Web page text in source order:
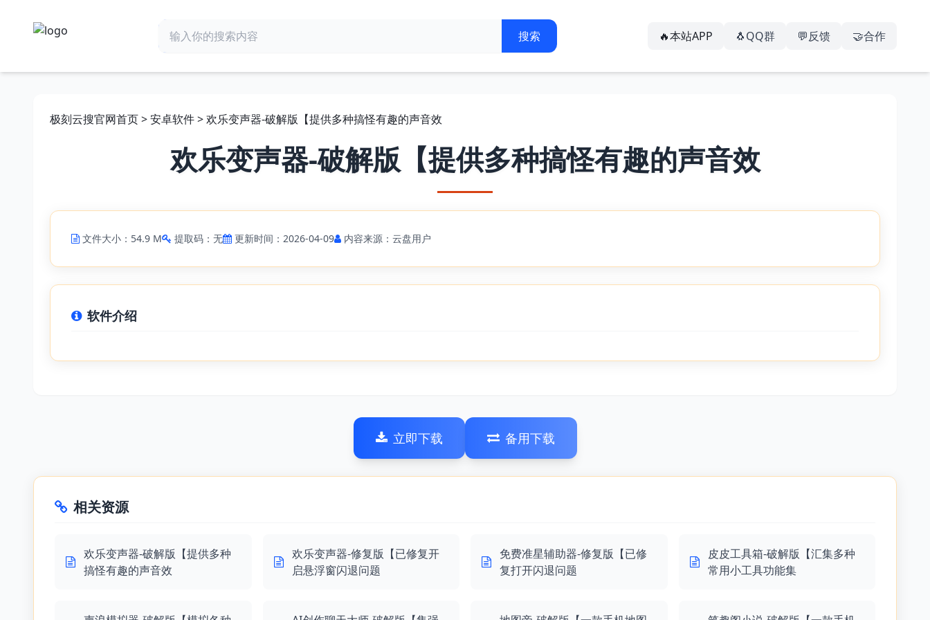
🔥本站APP 🐧QQ群 💬反馈 🤝合作
极刻云搜官网首页>安卓软件> 欢乐变声器-破解版【提供多种搞怪有趣的声音效
欢乐变声器-破解版【提供多种搞怪有趣的声音效
文件大小：54.9 M 提取码：无 更新时间：2026-04-09 内容来源：云盘用户
软件介绍
立即下载 备用下载
相关资源
欢乐变声器-破解版【提供多种
搞怪有趣的声音效
欢乐变声器-修复版【已修复开
启悬浮窗闪退问题
免费准星辅助器-修复版【已修
复打开闪退问题
皮皮工具箱-破解版【汇集多种
常用小工具功能集